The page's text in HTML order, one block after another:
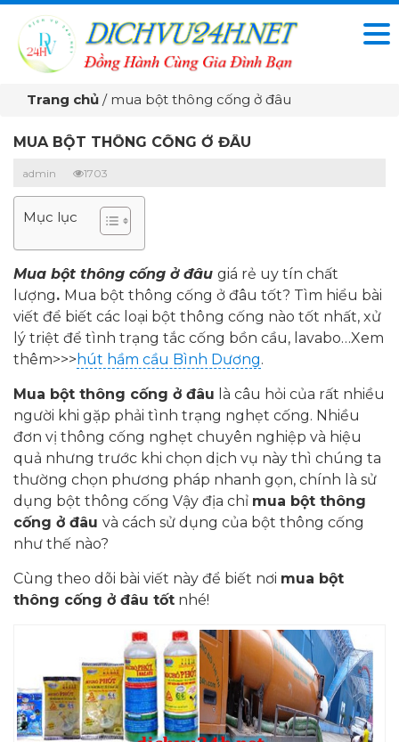
Trang chủ / mua bột thông cống ở đâu
MUA BỘT THÔNG CỐNG Ở ĐÂU
admin 1703
Mục lục
Mua bột thông cống ở đâu giá rẻ uy tín chất
lượng. Mua bột thông cống ở đâu tốt? Tìm hiểu bài
viết để biết các loại bột thông cống nào tốt nhất, xử
lý triệt để tình trạng tắc cống bồn cầu, lavabo…Xem
thêm>>> hút hầm cầu Bình Dương.
Mua bột thông cống ở đâu là câu hỏi của rất nhiều
người khi gặp phải tình trạng nghẹt cống. Nhiều
đơn vị thông cống nghẹt chuyên nghiệp và hiệu
quả nhưng trước khi chọn dịch vụ này thì chúng ta
thường chọn phương pháp nhanh gọn, chính là sử
dụng bột thông cống Vậy địa chỉ mua bột thông
cống ở đâu và cách sử dụng của bột thông cống
như thế nào?
Cùng theo dõi bài viết này để biết nơi mua bột
thông cống ở đâu tốt nhé!